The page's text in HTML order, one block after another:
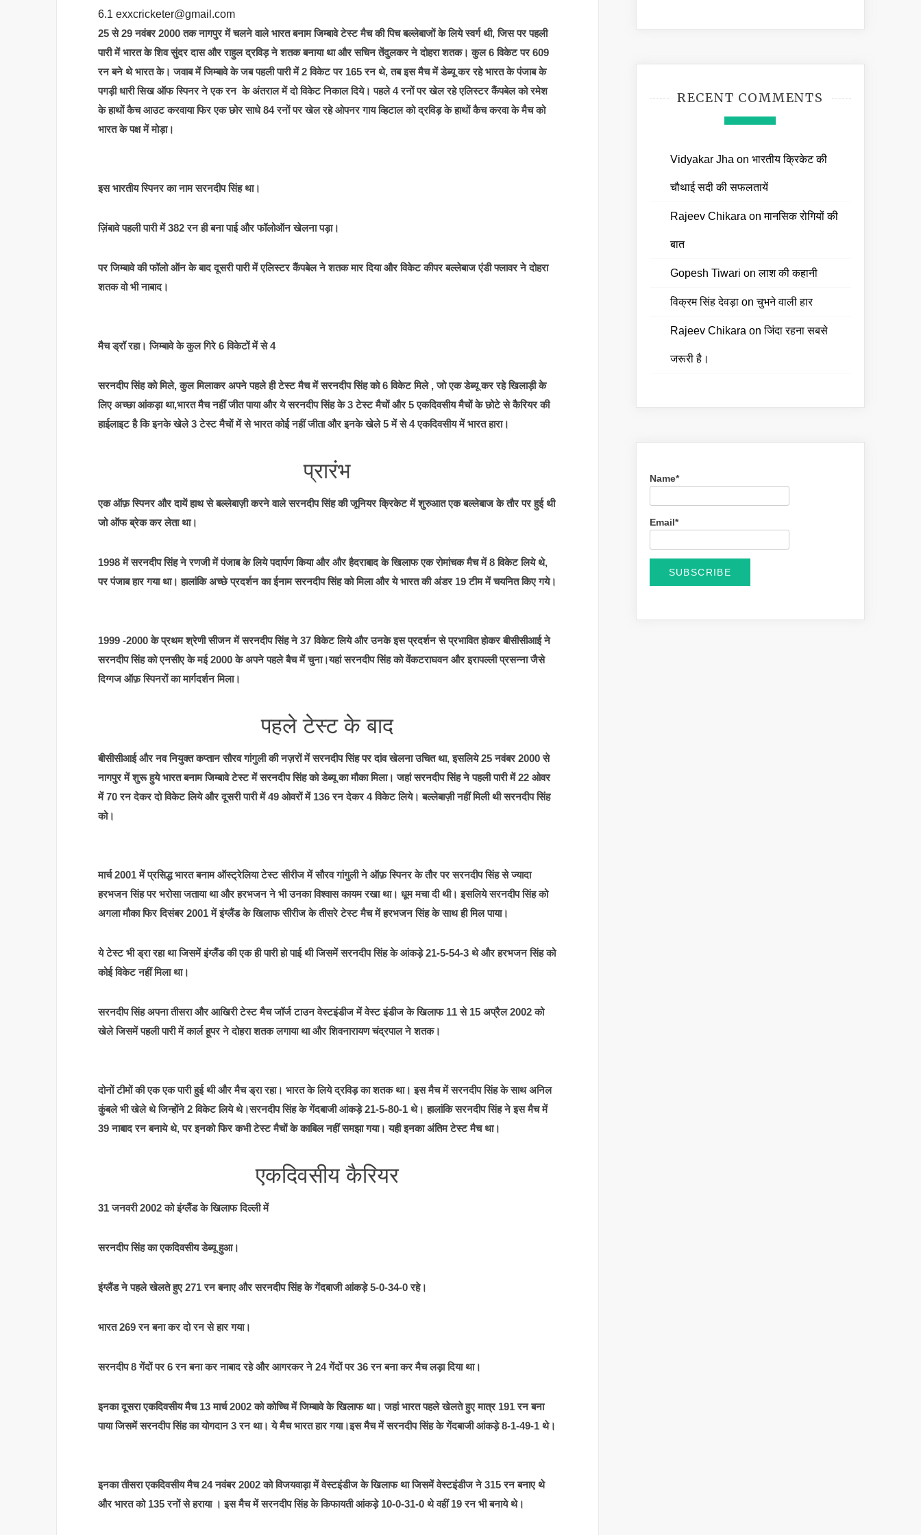
6.1 exxcricketer@gmail.com
25 से 29 नवंबर 2000 तक नागपुर में चलने वाले भारत बनाम जिम्बावे टेस्ट मैच की पिच बल्लेबाजों के लिये स्वर्ग थी, जिस पर पहली
पारी में भारत के शिव सुंदर दास और राहुल द्रविड़ ने शतक बनाया था और सचिन तेंदुलकर ने दोहरा शतक। कुल 6 विकेट पर 609
रन बने थे भारत के। जवाब में जिम्बावे के जब पहली पारी में 2 विकेट पर 165 रन थे, तब इस मैच में डेब्यू कर रहे भारत के पंजाब के
पगड़ी धारी सिख ऑफ स्पिनर ने एक रन के अंतराल में दो विकेट निकाल दिये। पहले 4 रनों पर खेल रहे एलिस्टर कैंपबेल को रमेश
के हाथों कैच आउट करवाया फिर एक छोर साधे 84 रनों पर खेल रहे ओपनर गाय व्हिटाल को द्रविड़ के हाथों कैच करवा के मैच को
भारत के पक्ष में मोड़ा।
इस भारतीय स्पिनर का नाम सरनदीप सिंह था।
ज़िंबावे पहली पारी में 382 रन ही बना पाई और फॉलोऑन खेलना पड़ा।
पर जिम्बावे की फॉलो ऑन के बाद दूसरी पारी में एलिस्टर कैंपबेल ने शतक मार दिया और विकेट कीपर बल्लेबाज एंडी फ्लावर ने दोहरा
शतक वो भी नाबाद।
मैच ड्रॉ रहा। जिम्बावे के कुल गिरे 6 विकेटों में से 4
सरनदीप सिंह को मिले, कुल मिलाकर अपने पहले ही टेस्ट मैच में सरनदीप सिंह को 6 विकेट मिले , जो एक डेब्यू कर रहे खिलाड़ी के
लिए अच्छा आंकड़ा था,भारत मैच नहीं जीत पाया और ये सरनदीप सिंह के 3 टेस्ट मैचों और 5 एकदिवसीय मैचों के छोटे से कैरियर की
हाईलाइट है कि इनके खेले 3 टेस्ट मैचों में से भारत कोई नहीं जीता और इनके खेले 5 में से 4 एकदिवसीय में भारत हारा।
प्रारंभ
एक ऑफ़ स्पिनर और दायें हाथ से बल्लेबाज़ी करने वाले सरनदीप सिंह की जूनियर क्रिकेट में शुरुआत एक बल्लेबाज के तौर पर हुई थी
जो ऑफ ब्रेक कर लेता था।
1998 में सरनदीप सिंह ने रणजी में पंजाब के लिये पदार्पण किया और और हैदराबाद के खिलाफ एक रोमांचक मैच में 8 विकेट लिये थे,
पर पंजाब हार गया था। हालांकि अच्छे प्रदर्शन का ईनाम सरनदीप सिंह को मिला और ये भारत की अंडर 19 टीम में चयनित किए गये।
1999 -2000 के प्रथम श्रेणी सीजन में सरनदीप सिंह ने 37 विकेट लिये और उनके इस प्रदर्शन से प्रभावित होकर बीसीसीआई ने
सरनदीप सिंह को एनसीए के मई 2000 के अपने पहले बैच में चुना।यहां सरनदीप सिंह को वेंकटराघवन और इरापल्ली प्रसन्ना जैसे
दिग्गज ऑफ़ स्पिनरों का मार्गदर्शन मिला।
पहले टेस्ट के बाद
बीसीसीआई और नव नियुक्त कप्तान सौरव गांगुली की नज़रों में सरनदीप सिंह पर दांव खेलना उचित था, इसलिये 25 नवंबर 2000 से
नागपुर में शुरू हुये भारत बनाम जिम्बावे टेस्ट में सरनदीप सिंह को डेब्यू का मौका मिला। जहां सरनदीप सिंह ने पहली पारी में 22 ओवर
में 70 रन देकर दो विकेट लिये और दूसरी पारी में 49 ओवरों में 136 रन देकर 4 विकेट लिये। बल्लेबाज़ी नहीं मिली थी सरनदीप सिंह
को।
मार्च 2001 में प्रसिद्ध भारत बनाम ऑस्ट्रेलिया टेस्ट सीरीज में सौरव गांगुली ने ऑफ़ स्पिनर के तौर पर सरनदीप सिंह से ज्यादा
हरभजन सिंह पर भरोसा जताया था और हरभजन ने भी उनका विश्वास कायम रखा था। धूम मचा दी थी। इसलिये सरनदीप सिंह को
अगला मौका फिर दिसंबर 2001 में इंग्लैंड के खिलाफ सीरीज के तीसरे टेस्ट मैच में हरभजन सिंह के साथ ही मिल पाया।
ये टेस्ट भी ड्रा रहा था जिसमें इंग्लैंड की एक ही पारी हो पाई थी जिसमें सरनदीप सिंह के आंकड़े 21-5-54-3 थे और हरभजन सिंह को
कोई विकेट नहीं मिला था।
सरनदीप सिंह अपना तीसरा और आखिरी टेस्ट मैच जॉर्ज टाउन वेस्टइंडीज में वेस्ट इंडीज के खिलाफ 11 से 15 अप्रैल 2002 को
खेले जिसमें पहली पारी में कार्ल हूपर ने दोहरा शतक लगाया था और शिवनारायण चंद्रपाल ने शतक।
दोनों टीमों की एक एक पारी हुई थी और मैच ड्रा रहा। भारत के लिये द्रविड़ का शतक था। इस मैच में सरनदीप सिंह के साथ अनिल
कुंबले भी खेले थे जिन्होंने 2 विकेट लिये थे।सरनदीप सिंह के गेंदबाजी आंकड़े 21-5-80-1 थे। हालांकि सरनदीप सिंह ने इस मैच में
39 नाबाद रन बनाये थे, पर इनको फिर कभी टेस्ट मैचों के काबिल नहीं समझा गया। यही इनका अंतिम टेस्ट मैच था।
एकदिवसीय कैरियर
31 जनवरी 2002 को इंग्लैंड के खिलाफ दिल्ली में
सरनदीप सिंह का एकदिवसीय डेब्यू हुआ।
इंग्लैंड ने पहले खेलते हुए 271 रन बनाए और सरनदीप सिंह के गेंदबाजी आंकड़े 5-0-34-0 रहे।
भारत 269 रन बना कर दो रन से हार गया।
सरनदीप 8 गेंदों पर 6 रन बना कर नाबाद रहे और आगरकर ने 24 गेंदों पर 36 रन बना कर मैच लड़ा दिया था।
इनका दूसरा एकदिवसीय मैच 13 मार्च 2002 को कोच्चि में जिम्बावे के खिलाफ था। जहां भारत पहले खेलते हुए मात्र 191 रन बना
पाया जिसमें सरनदीप सिंह का योगदान 3 रन था। ये मैच भारत हार गया।इस मैच में सरनदीप सिंह के गेंदबाजी आंकड़े 8-1-49-1 थे।
इनका तीसरा एकदिवसीय मैच 24 नवंबर 2002 को विजयवाड़ा में वेस्टइंडीज के खिलाफ था जिसमें वेस्टइंडीज ने 315 रन बनाए थे
और भारत को 135 रनों से हराया । इस मैच में सरनदीप सिंह के किफायती आंकड़े 10-0-31-0 थे वहीं 19 रन भी बनाये थे।
RECENT COMMENTS
Vidyakar Jha on भारतीय क्रिकेट की
चौथाई सदी की सफलतायें
Rajeev Chikara onमानसिक रोगियों की
बात
Gopesh Tiwari onलाश की कहानी
विक्रम सिंह देवड़ाonचुभने वाली हार
Rajeev Chikara onजिंदा रहना सबसे
जरूरी है।
Name*
Email*